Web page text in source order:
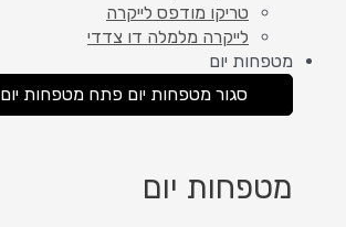
טריקו מודפס לייקרה
לייקרה מלמלה דו צדדי
מטפחות יום
סגור מטפחות יום פתח מטפחות יום
מטפחות יום